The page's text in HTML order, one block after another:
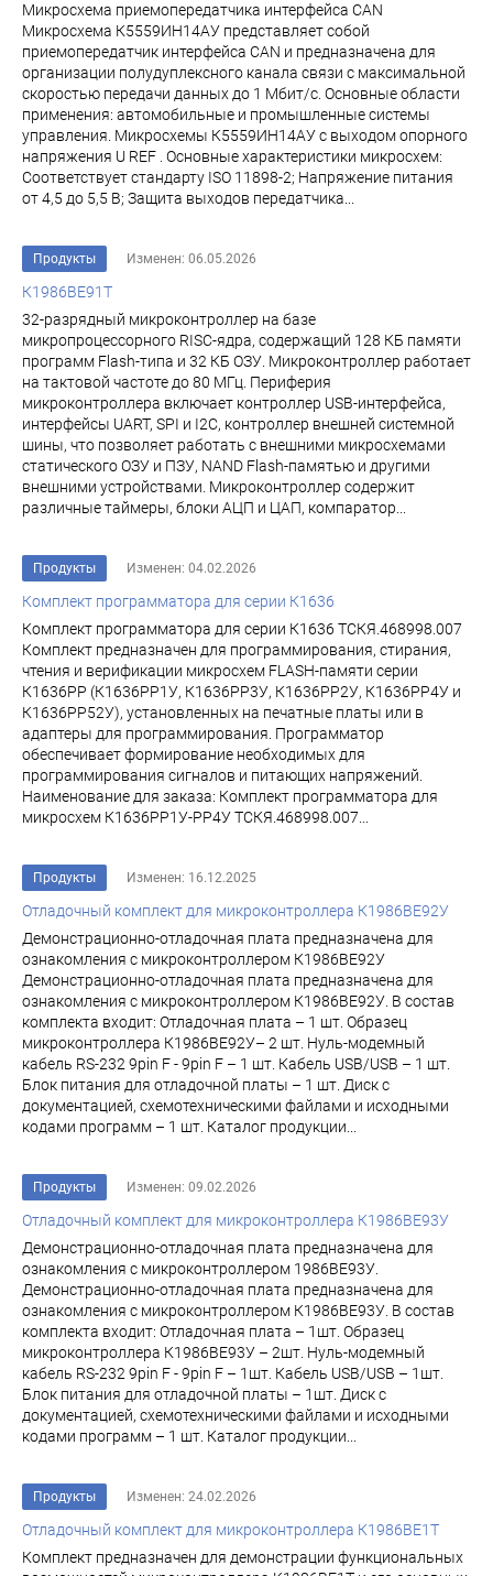
Микросхема приемопередатчика интерфейса CAN
Микросхема К5559ИН14АУ представляет собой
приемопередатчик интерфейса CAN и предназначена для
организации полудуплексного канала связи с максимальной
скоростью передачи данных до 1 Мбит/с. Основные области
применения: автомобильные и промышленные системы
управления. Микросхемы К5559ИН14АУ с выходом опорного
напряжения U REF . Основные характеристики микросхем:
Соответствует стандарту ISO 11898-2; Напряжение питания
от 4,5 до 5,5 В; Защита выходов передатчика...
Продукты Изменен: 06.05.2026
К1986ВЕ91Т
32-разрядный микроконтроллер на базе
микропроцессорного RISC-ядра, содержащий 128 КБ памяти
программ Flash-типа и 32 КБ ОЗУ. Микроконтроллер работает
на тактовой частоте до 80 МГц. Периферия
микроконтроллера включает контроллер USB-интерфейса,
интерфейсы UART, SPI и I2C, контроллер внешней системной
шины, что позволяет работать с внешними микросхемами
статического ОЗУ и ПЗУ, NAND Flash-памятью и другими
внешними устройствами. Микроконтроллер содержит
различные таймеры, блоки АЦП и ЦАП, компаратор...
Продукты Изменен: 04.02.2026
Комплект программатора для серии К1636
Комплект программатора для серии К1636 ТСКЯ.468998.007
Комплект предназначен для программирования, стирания,
чтения и верификации микросхем FLASH-памяти серии
К1636РР (К1636РР1У, К1636РР3У, К1636РР2У, К1636РР4У и
К1636РР52У), установленных на печатные платы или в
адаптеры для программирования. Программатор
обеспечивает формирование необходимых для
программирования сигналов и питающих напряжений.
Наименование для заказа: Комплект программатора для
микросхем К1636РР1У-РР4У ТСКЯ.468998.007...
Продукты Изменен: 16.12.2025
Отладочный комплект для микроконтроллера К1986ВЕ92У
Демонстрационно-отладочная плата предназначена для
ознакомления с микроконтроллером К1986ВЕ92У
Демонстрационно-отладочная плата предназначена для
ознакомления с микроконтроллером К1986ВЕ92У. В состав
комплекта входит: Отладочная плата – 1 шт. Образец
микроконтроллера К1986ВЕ92У– 2 шт. Нуль-модемный
кабель RS-232 9pin F - 9pin F – 1 шт. Кабель USB/USB – 1 шт.
Блок питания для отладочной платы – 1 шт. Диск с
документацией, схемотехническими файлами и исходными
кодами программ – 1 шт. Каталог продукции...
Продукты Изменен: 09.02.2026
Отладочный комплект для микроконтроллера К1986ВЕ93У
Демонстрационно-отладочная плата предназначена для
ознакомления с микроконтроллером 1986ВЕ93У.
Демонстрационно-отладочная плата предназначена для
ознакомления с микроконтроллером К1986ВЕ93У. В состав
комплекта входит: Отладочная плата – 1шт. Образец
микроконтроллера К1986ВЕ93У – 2шт. Нуль-модемный
кабель RS-232 9pin F - 9pin F – 1шт. Кабель USB/USB – 1шт.
Блок питания для отладочной платы – 1шт. Диск с
документацией, схемотехническими файлами и исходными
кодами программ – 1 шт. Каталог продукции...
Продукты Изменен: 24.02.2026
Отладочный комплект для микроконтроллера К1986ВЕ1Т
Комплект предназначен для демонстрации функциональных